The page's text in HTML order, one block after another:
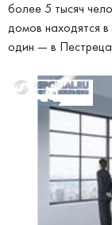
более 5 тысяч
домов находятся
один — в